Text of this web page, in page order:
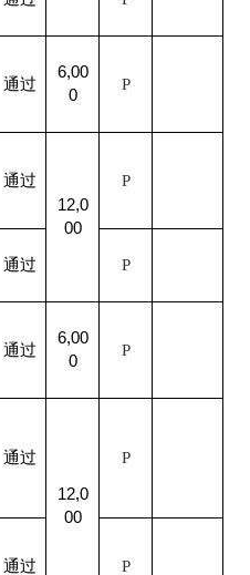
通过
6,00
0
P
通过
12,0
00
P
通过 P
通过
6,00
0
P
通过
12,0
00
P
通过 P